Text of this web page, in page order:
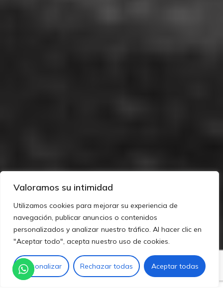
Valoramos su intimidad
Utilizamos cookies para mejorar su experiencia de
navegación, publicar anuncios o contenidos
personalizados y analizar nuestro tráfico. Al hacer clic en
"Aceptar todo", acepta nuestro uso de cookies.
Personalizar Rechazar todas Aceptar todas
¿Te preocupa que las